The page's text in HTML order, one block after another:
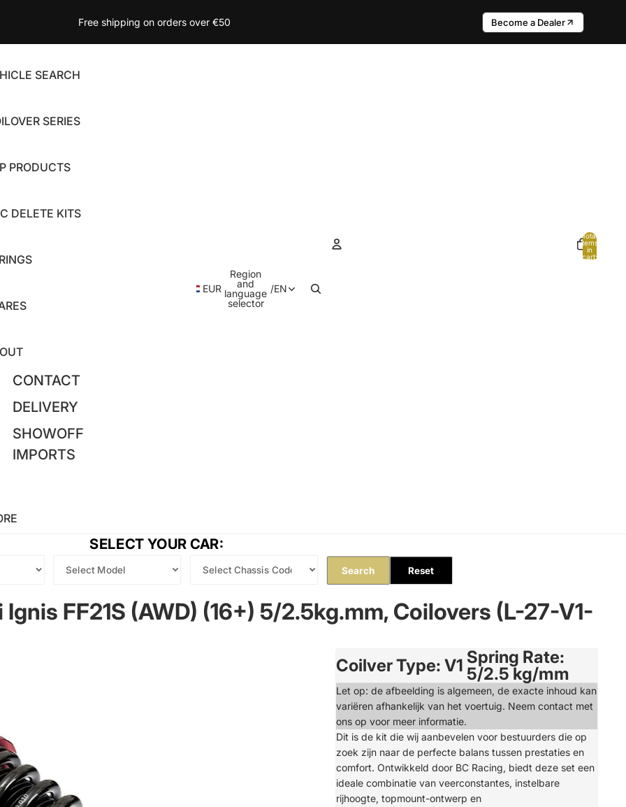
Free shipping on orders over €50 Become a Dealer
SEARCH
SERIES
PRODUCTS
DELETE KITS
CONTACT
DELIVERY
SHOWOFF
IMPORTS
EUR
Region
and
language
selector
/EN
Total
items
in
cart:
SELECT YOUR CAR:
Search Reset
FF21S (AWD) (16+) 5/2.5kg.mm, Coilovers (L-27-V1-
Coilver Type: V1 Spring Rate:
5/2.5 kg/mm
Let op: de afbeelding is algemeen, de exacte inhoud kan
variëren afhankelijk van het voertuig. Neem contact met
ons op voor meer informatie.
Dit is de kit die wij aanbevelen voor bestuurders die op
zoek zijn naar de perfecte balans tussen prestaties en
comfort. Ontwikkeld door BC Racing, biedt deze set een
ideale combinatie van veerconstantes, instelbare
rijhoogte, topmount-ontwerp en